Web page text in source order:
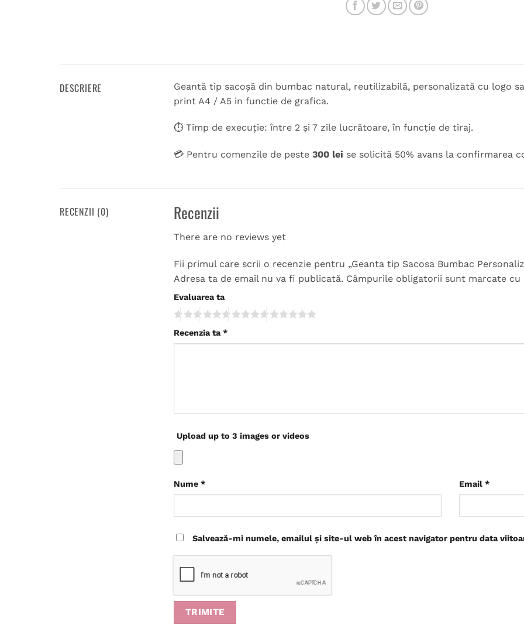
DESCRIERE
Geantă tip sacoșă din bumbac natural, reutilizabilă, personalizată cu logo
print A4 / A5 in functie de grafica.
⏱️ Timp de execuție: între 2 și 7 zile lucrătoare, în funcție de tiraj.
💳 Pentru comenzile de peste 300 lei se solicită 50% avans la confirmarea
RECENZII (0) Recenzii
There are no reviews yet
Fii primul care scrii o recenzie pentru „Geanta tip Sacosa Bumbac
Adresa ta de email nu va fi publicată. Câmpurile obligatorii sunt marcate cu
Evaluarea ta
Recenzia ta*
Upload up to 3 images or videos
Nume * Email *
Salvează-mi numele, emailul și site-ul web în acest navigator pentru data